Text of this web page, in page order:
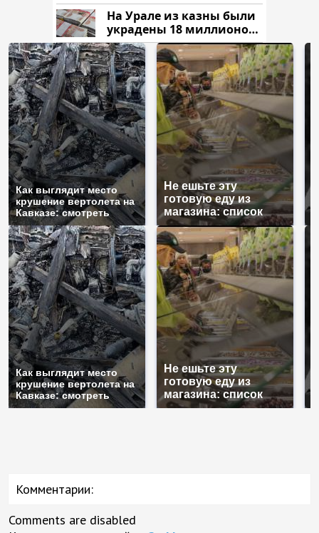
На Урале из казны были
украдены 18 миллионов
рублей
Как выглядит место
крушение вертолета на
Кавказе: смотреть
Не ешьте эту
готовую еду из
магазина: список
Как выглядит место
крушение вертолета на
Кавказе: смотреть
Не ешьте эту
готовую еду из
магазина: список
Комментарии:
Comments are disabled